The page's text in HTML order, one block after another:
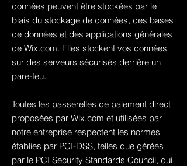
données peuvent être stockées par le
biais du stockage de données, des bases
de données et des applications générales
de Wix.com. Elles stockent vos données
sur des serveurs sécurisés derrière un
pare-feu.
Toutes les passerelles de paiement direct
proposées par Wix.com et utilisées par
notre entreprise respectent les normes
établies par PCI-DSS, telles que gérées
par le PCI Security Standards Council, qui